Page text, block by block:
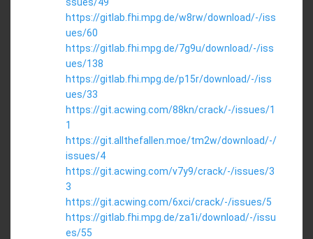
https://gitlab.fhi.mpg.de/w8rw/download/-/iss
ues/60
https://gitlab.fhi.mpg.de/7g9u/download/-/iss
ues/138
https://gitlab.fhi.mpg.de/p15r/download/-/iss
ues/33
https://git.acwing.com/88kn/crack/-/issues/1
1
https://git.allthefallen.moe/tm2w/download/-/
issues/4
https://git.acwing.com/v7y9/crack/-/issues/3
3
https://git.acwing.com/6xci/crack/-/issues/5
https://gitlab.fhi.mpg.de/za1i/download/-/issu
es/55